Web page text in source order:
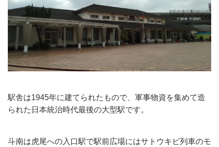
駅舎は1945年に建てられたもので、軍事物資を集めて造
られた日本統治時代最後の大型駅です。
斗南は虎尾への入口駅で駅前広場にはサトウキビ列車のモ